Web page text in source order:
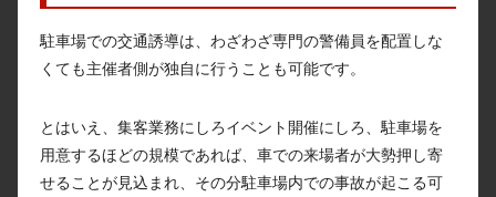
駐車場での交通誘導は、わざわざ専門の警備員を配置しな
くても主催者側が独自に行うことも可能です。
とはいえ、集客業務にしろイベント開催にしろ、駐車場を
用意するほどの規模であれば、車での来場者が大勢押し寄
せることが見込まれ、その分駐車場内での事故が起こる可